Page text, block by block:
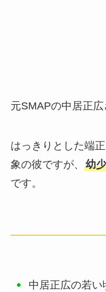
元SMAPの中居正広
はっきりとした端
象の彼ですが、 幼
です。
中居正広の若